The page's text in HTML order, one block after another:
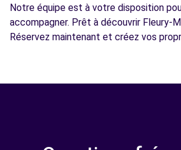
Notre équipe est à votre disposition
accompagner. Prêt à découvrir Fleury-
Réservez maintenant et créez vos